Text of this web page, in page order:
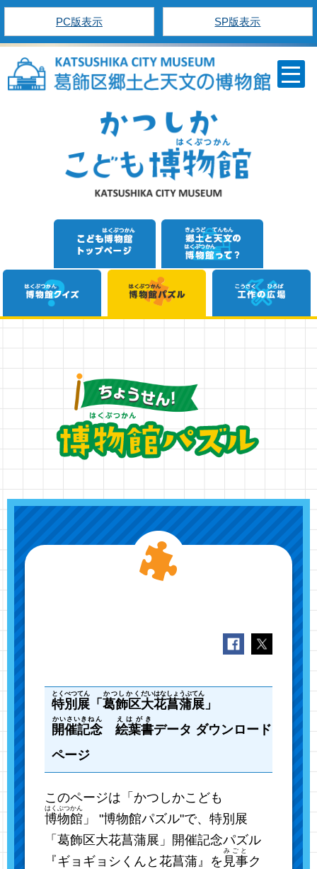
PC版表示 SP版表示
特別展
とくべつてん
「 葛飾区
かつしかく
大花菖蒲展
だいはなしょうぶてん
」
開催記念
かいさいきねん
絵葉書
えはがき
データ ダウンロード
ページ
このページは「かつしかこども
博物館
はくぶつかん
」 "博物館パズル"で、特別展
「葛飾区大花菖蒲展」開催記念パズル
『ギョギョシくんと花菖蒲』を 見事
みごと
ク